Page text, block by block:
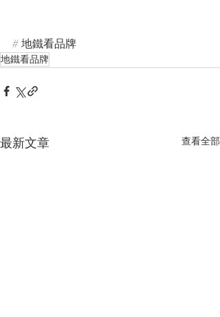
# 地鐵看品牌
地鐵看品牌
最新文章 查看全部